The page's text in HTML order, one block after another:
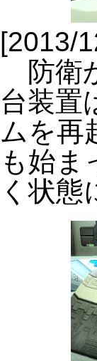
[2013/
防衛
台装置
ムを再
も始ま
く状態